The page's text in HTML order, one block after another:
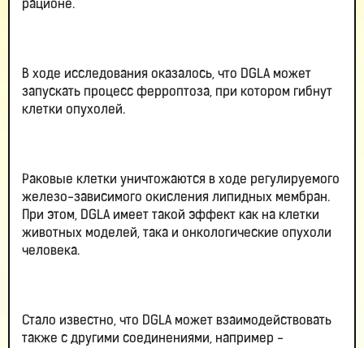
рационе.
В ходе исследования оказалось, что DGLA может
запускать процесс ферроптоза, при котором гибнут
клетки опухолей.
Раковые клетки уничтожаются в ходе регулируемого
железо-зависимого окисления липидных мембран.
При этом, DGLA имеет такой эффект как на клетки
животных моделей, така и онкологические опухоли
человека.
Стало известно, что DGLA может взаимодействовать
также с другими соединениями, например -